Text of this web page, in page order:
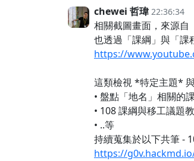
chewei 哲瑋 22:36:34
相關截圖畫面，來源自
也透過「課綱」與「課
https://
這類檢視 *特定主題*
• 盤點「地名」相關的
• 108 課綱與移工議題
• ..等
持續蒐集於以下共筆 -
https://